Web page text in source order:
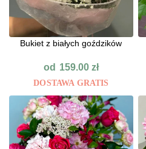
Bukiet z białych goździków
od 159.00 zł
DOSTAWA GRATIS